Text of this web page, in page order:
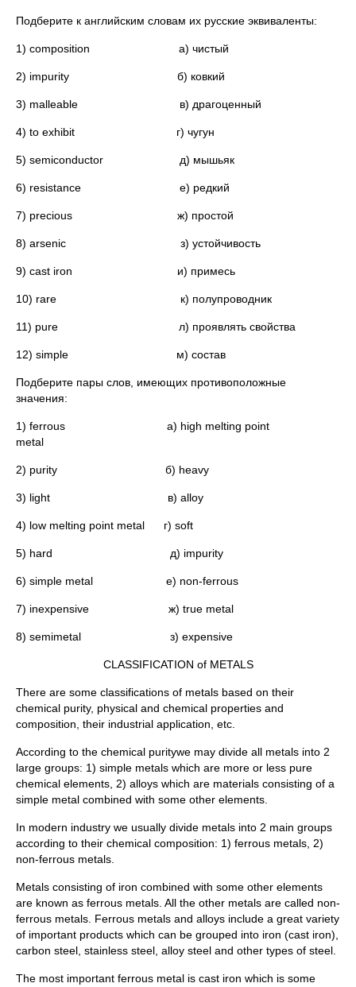
Подберите к английским словам их русские эквиваленты:
1) composition а) чистый
2) impurity б) ковкий
3) malleable в) драгоценный
4) to exhibit г) чугун
5) semiconductor д) мышьяк
6) resistance е) редкий
7) precious ж) простой
8) arsenic з) устойчивость
9) cast iron и) примесь
10) rare к) полупроводник
11) pure л) проявлять свойства
12) simple м) состав
Подберите пары слов, имеющих противоположные
значения:
1) ferrous а) high melting point
metal
2) purity б) heavy
3) light в) alloy
4) low melting point metal г) soft
5) hard д) impurity
6) simple metal е) non-ferrous
7) inexpensive ж) true metal
8) semimetal з) expensive
CLASSIFICATION of METALS
There are some classifications of metals based on their
chemical purity, physical and chemical properties and
composition, their industrial application, etc.
According to the chemical puritywe may divide all metals into 2
large groups: 1) simple metals which are more or less pure
chemical elements, 2) alloys which are materials consisting of a
simple metal combined with some other elements.
In modern industry we usually divide metals into 2 main groups
according to their chemical composition: 1) ferrous metals, 2)
non-ferrous metals.
Metals consisting of iron combined with some other elements
are known as ferrous metals. All the other metals are called non-
ferrous metals. Ferrous metals and alloys include a great variety
of important products which can be grouped into iron (cast iron),
carbon steel, stainless steel, alloy steel and other types of steel.
The most important ferrous metal is cast iron which is some